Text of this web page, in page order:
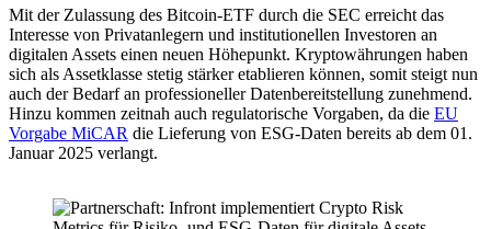
Mit der Zulassung des Bitcoin-ETF durch die SEC erreicht das
Interesse von Privatanlegern und institutionellen Investoren an
digitalen Assets einen neuen Höhepunkt. Kryptowährungen haben
sich als Assetklasse stetig stärker etablieren können, somit steigt nun
auch der Bedarf an professioneller Datenbereitstellung zunehmend.
Hinzu kommen zeitnah auch regulatorische Vorgaben, da die EU
Vorgabe MiCAR die Lieferung von ESG-Daten bereits ab dem 01.
Januar 2025 verlangt.